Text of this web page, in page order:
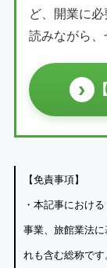
ど、開業に
読みながら、
›
【免責事項】
・本記事におけ
事業、旅館業法
れも含む総称です